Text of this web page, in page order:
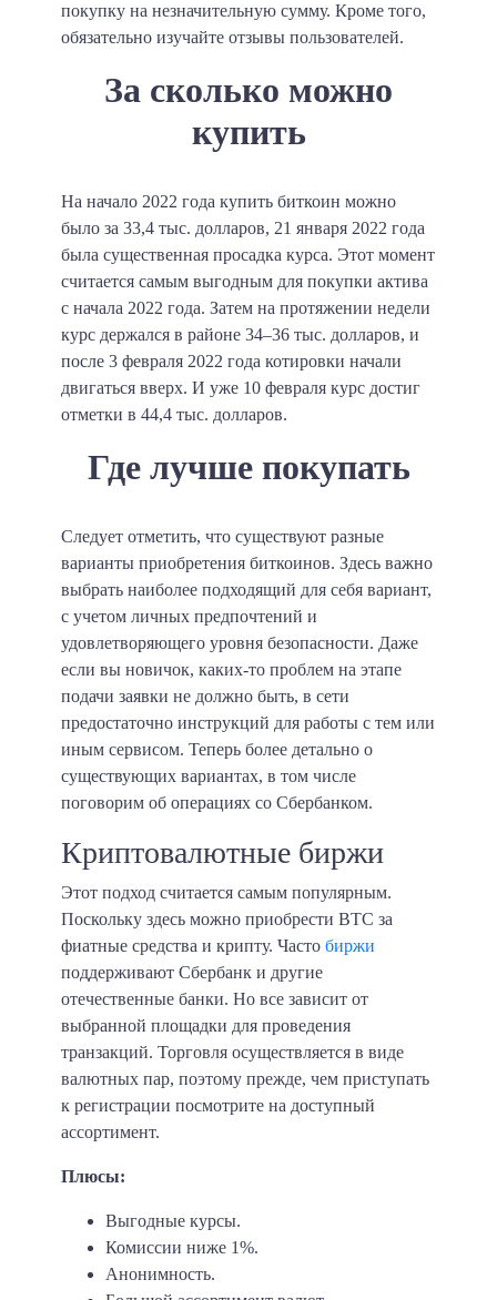
покупку на незначительную сумму. Кроме того,
обязательно изучайте отзывы пользователей.
За сколько можно
купить
На начало 2022 года купить биткоин можно
было за 33,4 тыс. долларов, 21 января 2022 года
была существенная просадка курса. Этот момент
считается самым выгодным для покупки актива
с начала 2022 года. Затем на протяжении недели
курс держался в районе 34–36 тыс. долларов, и
после 3 февраля 2022 года котировки начали
двигаться вверх. И уже 10 февраля курс достиг
отметки в 44,4 тыс. долларов.
Где лучше покупать
Следует отметить, что существуют разные
варианты приобретения биткоинов. Здесь важно
выбрать наиболее подходящий для себя вариант,
с учетом личных предпочтений и
удовлетворяющего уровня безопасности. Даже
если вы новичок, каких-то проблем на этапе
подачи заявки не должно быть, в сети
предостаточно инструкций для работы с тем или
иным сервисом. Теперь более детально о
существующих вариантах, в том числе
поговорим об операциях со Сбербанком.
Криптовалютные биржи
Этот подход считается самым популярным.
Поскольку здесь можно приобрести BTC за
фиатные средства и крипту. Часто биржи
поддерживают Сбербанк и другие
отечественные банки. Но все зависит от
выбранной площадки для проведения
транзакций. Торговля осуществляется в виде
валютных пар, поэтому прежде, чем приступать
к регистрации посмотрите на доступный
ассортимент.
Плюсы:
Выгодные курсы.
Комиссии ниже 1%.
Анонимность.